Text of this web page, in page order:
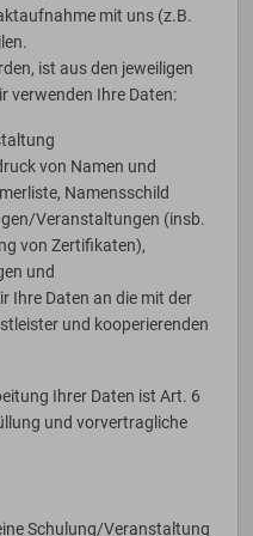
mit uns (z.B.
ist aus den jeweiligen
verwenden Ihre Daten:
von Namen und
Namensschild
Veranstaltungen (insb.
von Zertifikaten),
und
Ihre Daten an die mit der
und kooperierenden
Ihrer Daten ist Art. 6
und vorvertragliche
Schulung/Veranstaltung